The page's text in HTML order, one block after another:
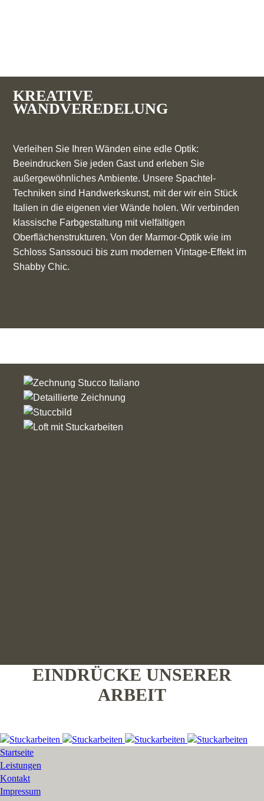
KREATIVE
WANDVEREDELUNG
Verleihen Sie Ihren Wänden eine edle Optik:
Beeindrucken Sie jeden Gast und erleben Sie
außergewöhnliches Ambiente. Unsere Spachtel-
Techniken sind Handwerkskunst, mit der wir ein Stück
Italien in die eigenen vier Wände holen. Wir verbinden
klassische Farbgestaltung mit vielfältigen
Oberflächenstrukturen. Von der Marmor-Optik wie im
Schloss Sanssouci bis zum modernen Vintage-Effekt im
Shabby Chic.
EINDRÜCKE UNSERER
ARBEIT
Startseite
Leistungen
Kontakt
Impressum